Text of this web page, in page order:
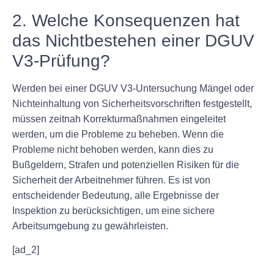
2. Welche Konsequenzen hat
das Nichtbestehen einer DGUV
V3-Prüfung?
Werden bei einer DGUV V3-Untersuchung Mängel oder
Nichteinhaltung von Sicherheitsvorschriften festgestellt,
müssen zeitnah Korrekturmaßnahmen eingeleitet
werden, um die Probleme zu beheben. Wenn die
Probleme nicht behoben werden, kann dies zu
Bußgeldern, Strafen und potenziellen Risiken für die
Sicherheit der Arbeitnehmer führen. Es ist von
entscheidender Bedeutung, alle Ergebnisse der
Inspektion zu berücksichtigen, um eine sichere
Arbeitsumgebung zu gewährleisten.
[ad_2]